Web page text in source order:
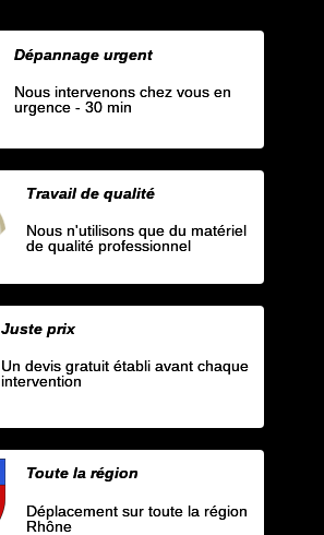
Dépannage urgent
Nous intervenons chez vous en
urgence - 30 min
Travail de qualité
Nous n'utilisons que du matériel
de qualité professionnel
Juste prix
Un devis gratuit établi avant chaque
intervention
Toute la région
Déplacement sur toute la région
Rhône